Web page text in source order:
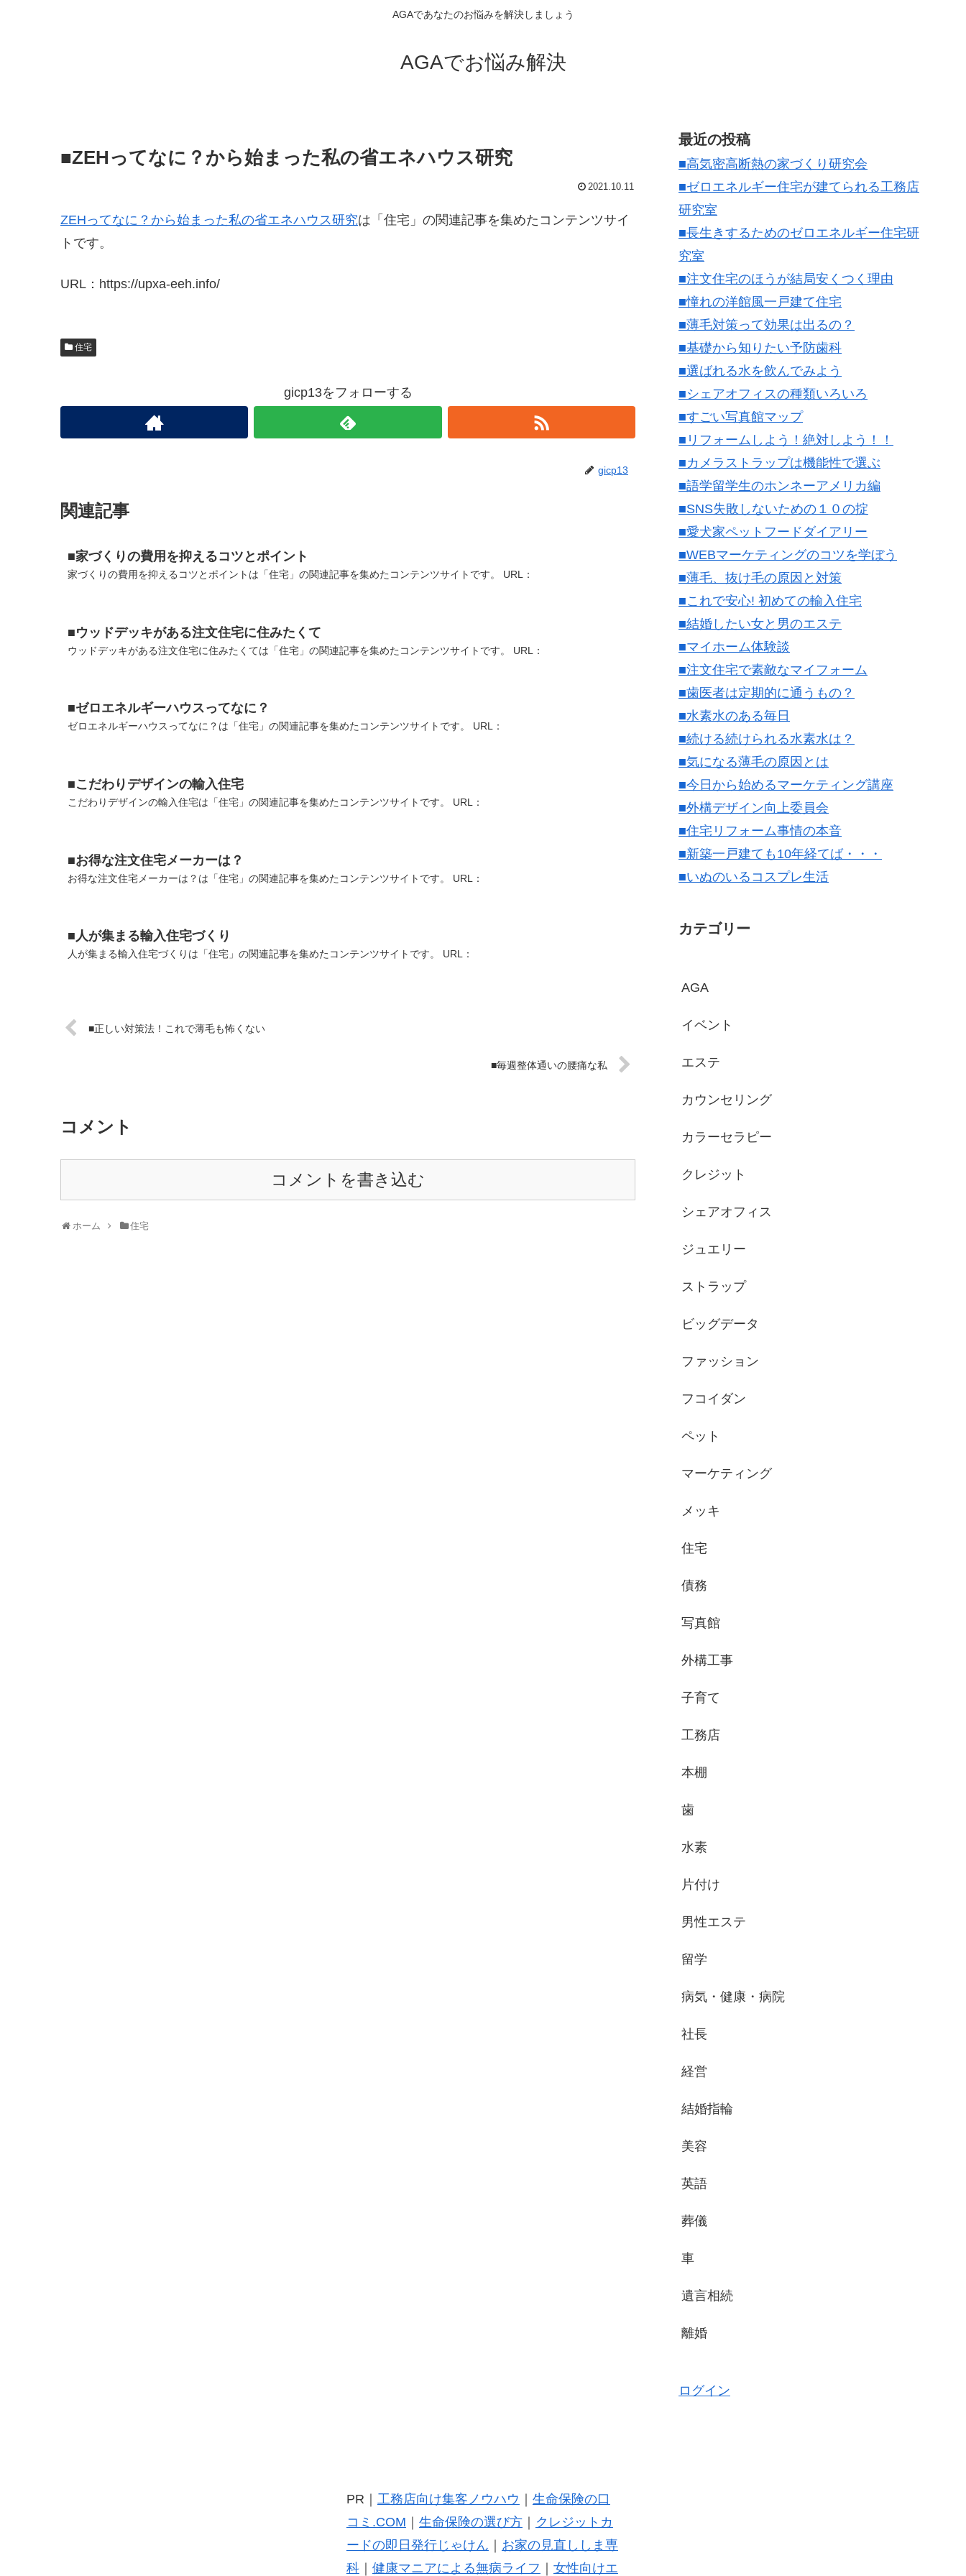
AGAであなたのお悩みを解決しましょう
AGAでお悩み解決
■ZEHってなに？から始まった私の省エネハウス研究
2021.10.11
ZEHってなに？から始まった私の省エネハウス研究は「住宅」の関連記事を集めたコンテンツサイ
トです。
URL：https://upxa-eeh.info/
住宅
gicp13をフォローする
gicp13
関連記事
■家づくりの費用を抑えるコツとポイント
家づくりの費用を抑えるコツとポイントは「住宅」の関連記事を集めたコンテンツサイトです。 URL：
■ウッドデッキがある注文住宅に住みたくて
ウッドデッキがある注文住宅に住みたくては「住宅」の関連記事を集めたコンテンツサイトです。 URL：
■ゼロエネルギーハウスってなに？
ゼロエネルギーハウスってなに？は「住宅」の関連記事を集めたコンテンツサイトです。 URL：
■こだわりデザインの輸入住宅
こだわりデザインの輸入住宅は「住宅」の関連記事を集めたコンテンツサイトです。 URL：
■お得な注文住宅メーカーは？
お得な注文住宅メーカーは？は「住宅」の関連記事を集めたコンテンツサイトです。 URL：
■人が集まる輸入住宅づくり
人が集まる輸入住宅づくりは「住宅」の関連記事を集めたコンテンツサイトです。 URL：
■正しい対策法！これで薄毛も怖くない
■毎週整体通いの腰痛な私
コメント
コメントを書き込む
ホーム 住宅
最近の投稿
■高気密高断熱の家づくり研究会
■ゼロエネルギー住宅が建てられる工務店
研究室
■長生きするためのゼロエネルギー住宅研
究室
■注文住宅のほうが結局安くつく理由
■憧れの洋館風一戸建て住宅
■薄毛対策って効果は出るの？
■基礎から知りたい予防歯科
■選ばれる水を飲んでみよう
■シェアオフィスの種類いろいろ
■すごい写真館マップ
■リフォームしよう！絶対しよう！！
■カメラストラップは機能性で選ぶ
■語学留学生のホンネーアメリカ編
■SNS失敗しないための１０の掟
■愛犬家ペットフードダイアリー
■WEBマーケティングのコツを学ぼう
■薄毛、抜け毛の原因と対策
■これで安心! 初めての輸入住宅
■結婚したい女と男のエステ
■マイホーム体験談
■注文住宅で素敵なマイフォーム
■歯医者は定期的に通うもの？
■水素水のある毎日
■続ける続けられる水素水は？
■気になる薄毛の原因とは
■今日から始めるマーケティング講座
■外構デザイン向上委員会
■住宅リフォーム事情の本音
■新築一戸建ても10年経てば・・・
■いぬのいるコスプレ生活
カテゴリー
AGA
イベント
エステ
カウンセリング
カラーセラピー
クレジット
シェアオフィス
ジュエリー
ストラップ
ビッグデータ
ファッション
フコイダン
ペット
マーケティング
メッキ
住宅
債務
写真館
外構工事
子育て
工務店
本棚
歯
水素
片付け
男性エステ
留学
病気・健康・病院
社長
経営
結婚指輪
美容
英語
葬儀
車
遺言相続
離婚
ログイン
PR｜ 工務店向け集客ノウハウ
生命保険の口
コミ.COM
生命保険の選び方｜
クレジットカ
ードの即日発行じゃけん
お家の見直ししま専
科｜ 健康マニアによる無病ライフ 女性向けエ